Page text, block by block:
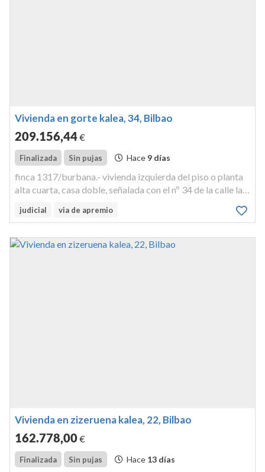
Vivienda en gorte kalea, 34, Bilbao
209.156,44€
Finalizada Sin pujas Hace 9 días
finca 1317/burbana.- vivienda izquierda del piso o planta
alta cuarta, casa doble, señalada con el nº 34 de la calle las
bilbao número 8, tomo 1499, libro 39, folio 137, finca ...
judicial via de apremio
Vivienda en zizeruena kalea, 22, Bilbao
162.778,00€
Finalizada Sin pujas Hace 13 días